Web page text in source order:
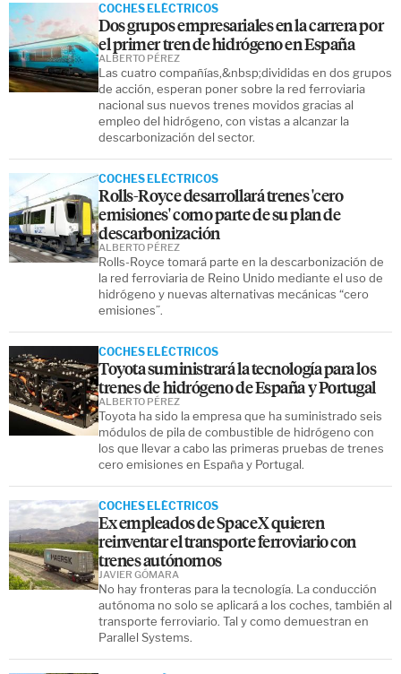
COCHES ELÉCTRICOS
Dos grupos empresariales en la carrera por
el primer tren de hidrógeno en España
Las cuatro compañías,&nbsp;divididas en dos grupos
de acción, esperan poner sobre la red ferroviaria
nacional sus nuevos trenes movidos gracias al
empleo del hidrógeno, con vistas a alcanzar la
descarbonización del sector.
ALBERTO PÉREZ
COCHES ELÉCTRICOS
Rolls-Royce desarrollará trenes 'cero
emisiones' como parte de su plan de
descarbonización
Rolls-Royce tomará parte en la descarbonización de
la red ferroviaria de Reino Unido mediante el uso de
hidrógeno y nuevas alternativas mecánicas “cero
emisiones”.
ALBERTO PÉREZ
COCHES ELÉCTRICOS
Toyota suministrará la tecnología para los
trenes de hidrógeno de España y Portugal
Toyota ha sido la empresa que ha suministrado seis
módulos de pila de combustible de hidrógeno con
los que llevar a cabo las primeras pruebas de trenes
cero emisiones en España y Portugal.
ALBERTO PÉREZ
COCHES ELÉCTRICOS
Ex empleados de SpaceX quieren
reinventar el transporte ferroviario con
trenes autónomos
No hay fronteras para la tecnología. La conducción
autónoma no solo se aplicará a los coches, también al
transporte ferroviario. Tal y como demuestran en
Parallel Systems.
JAVIER GÓMARA